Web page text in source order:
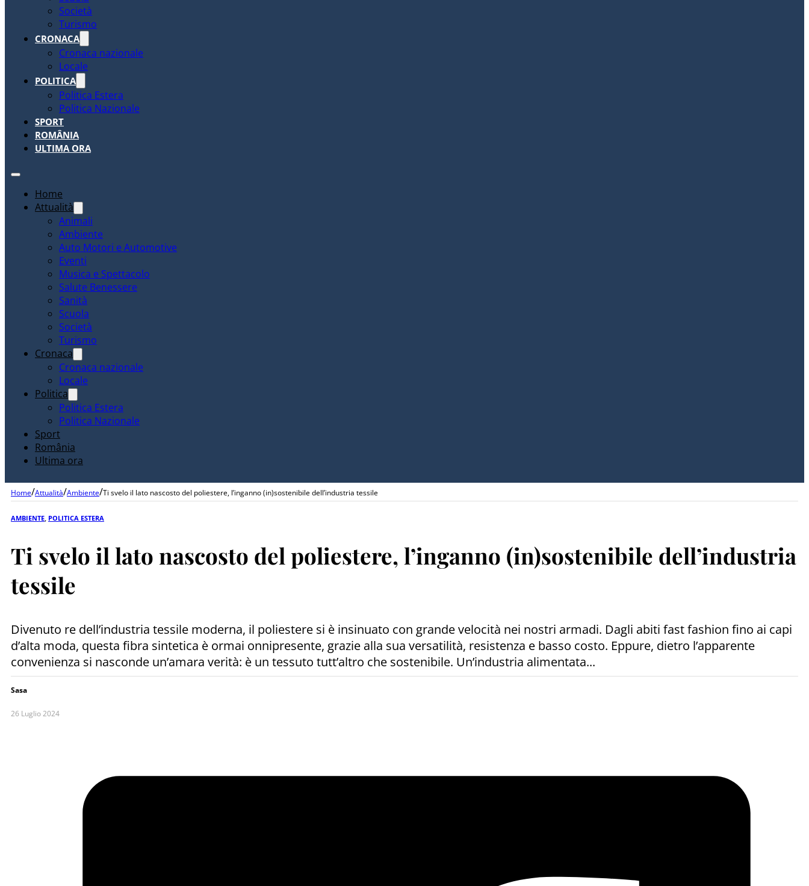
Società
Turismo
CRONACA
Cronaca nazionale
Locale
POLITICA
Politica Estera
Politica Nazionale
SPORT
ROMÂNIA
ULTIMA ORA
Home
Attualità
Animali
Ambiente
Auto Motori e Automotive
Eventi
Musica e Spettacolo
Salute Benessere
Sanità
Scuola
Società
Turismo
Cronaca
Cronaca nazionale
Locale
Politica
Politica Estera
Politica Nazionale
Sport
România
Ultima ora
Home/Attualità/Ambiente/Ti svelo il lato nascosto del poliestere, l’inganno (in)sostenibile dell’industria tessile
AMBIENTE POLITICA ESTERA
Ti svelo il lato nascosto del poliestere, l’inganno (in)sostenibile dell’industria
tessile
Divenuto re dell’industria tessile moderna, il poliestere si è insinuato con grande velocità nei nostri armadi. Dagli abiti fast fashion fino ai capi
d’alta moda, questa fibra sintetica è ormai onnipresente, grazie alla sua versatilità, resistenza e basso costo. Eppure, dietro l’apparente
convenienza si nasconde un’amara verità: è un tessuto tutt’altro che sostenibile. Un’industria alimentata...
Sasa
26 Luglio 2024